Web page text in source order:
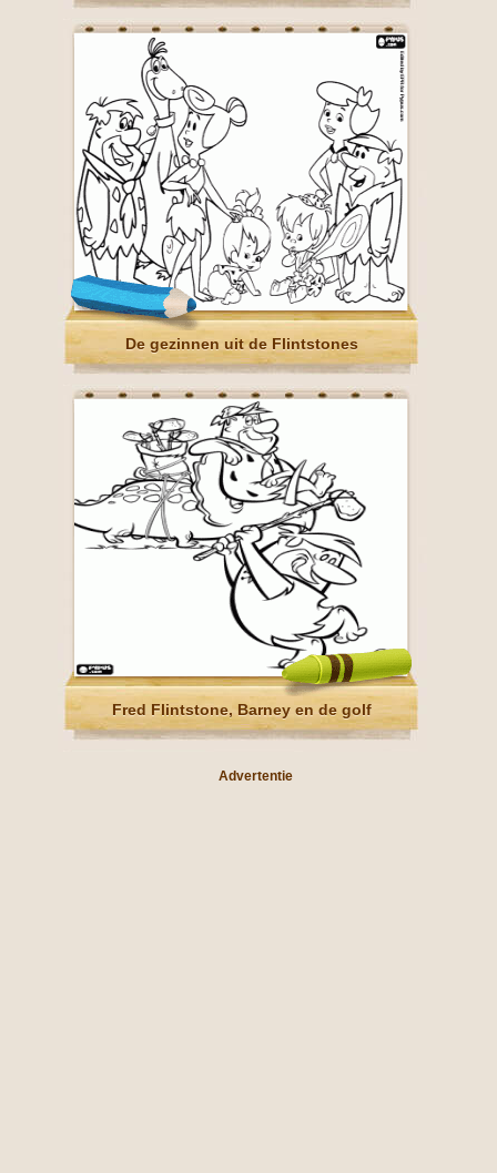
De gezinnen uit de Flintstones
Fred Flintstone, Barney en de golf
Advertentie